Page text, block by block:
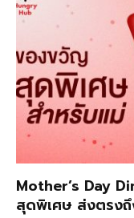
Mother’s Day
สุดพิเศษ ส่งตรงถึ